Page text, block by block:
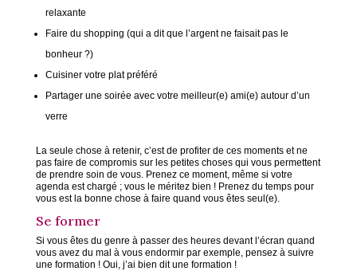
relaxante
Faire du shopping (qui a dit que l’argent ne faisait pas le
bonheur ?)
Cuisiner votre plat préféré
Partager une soirée avec votre meilleur(e) ami(e) autour d’un
verre
La seule chose à retenir, c’est de profiter de ces moments et ne
pas faire de compromis sur les petites choses qui vous permettent
de prendre soin de vous. Prenez ce moment, même si votre
agenda est chargé ; vous le méritez bien ! Prenez du temps pour
vous est la bonne chose à faire quand vous êtes seul(e).
Se former
Si vous êtes du genre à passer des heures devant l’écran quand
vous avez du mal à vous endormir par exemple, pensez à suivre
une formation ! Oui, j’ai bien dit une formation !